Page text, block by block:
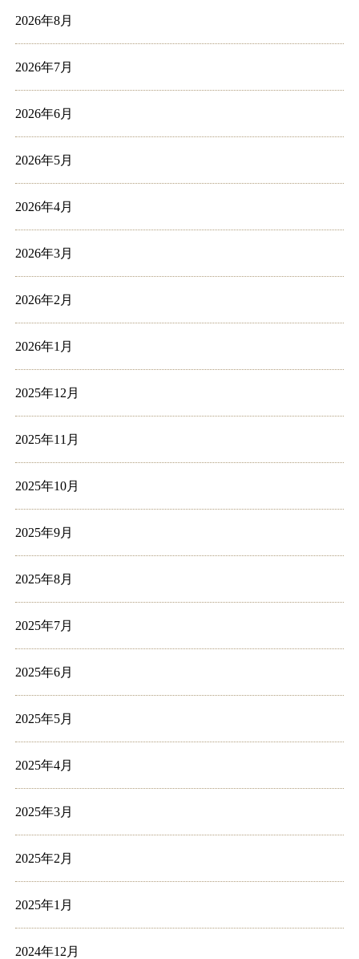
2026年8月
2026年7月
2026年6月
2026年5月
2026年4月
2026年3月
2026年2月
2026年1月
2025年12月
2025年11月
2025年10月
2025年9月
2025年8月
2025年7月
2025年6月
2025年5月
2025年4月
2025年3月
2025年2月
2025年1月
2024年12月